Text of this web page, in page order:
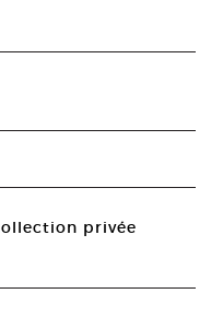
privée